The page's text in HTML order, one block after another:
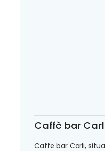
Caffè bar
Caffe bar Carli,